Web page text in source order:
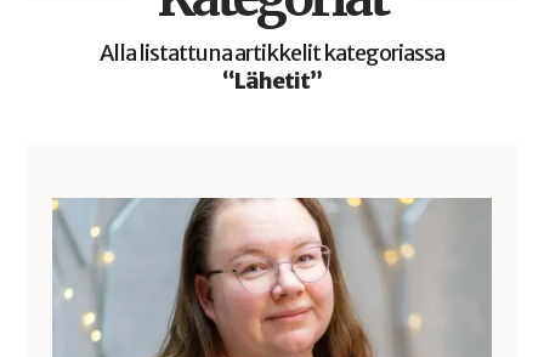
Alla listattuna artikkelit kategoriassa
“Lähetit”